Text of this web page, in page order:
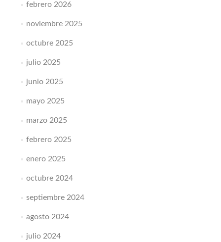
febrero 2026
noviembre 2025
octubre 2025
julio 2025
junio 2025
mayo 2025
marzo 2025
febrero 2025
enero 2025
octubre 2024
septiembre 2024
agosto 2024
julio 2024